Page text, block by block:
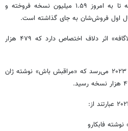
سفید» اثر فابکارو اختصاص دارد که تا به امروز ۱.۵۹ میلیون نسخه فروخته و
اول فروش‌شان به جای گذاشته است.
جایگاه دوم به جلد ۲۲ «بازگشت لاگافه» اثر دلاف اختصاص دارد که ۴۷۹ هزار
رتبه سوم هم به برنده جایزه گنکور ۲۰۲۳ می‌رسد که «مراقبش باش» نوشته ژان